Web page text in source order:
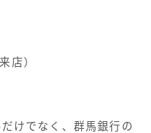
店）
けでなく、群馬銀行の